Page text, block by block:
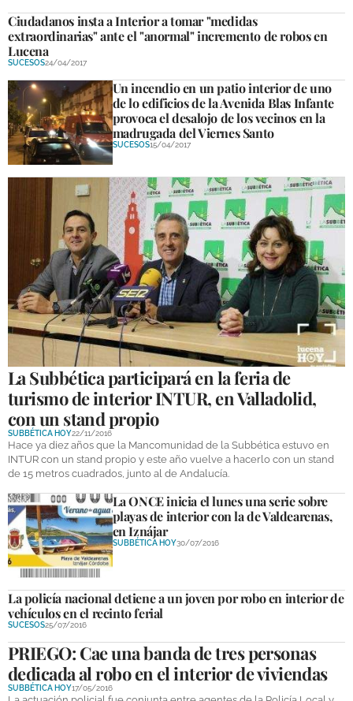
Ciudadanos insta a Interior a tomar "medidas
extraordinarias" ante el "anormal" incremento de robos en
Lucena
SUCESOS24/04/2017
Un incendio en un patio interior de uno
de lo edificios de la Avenida Blas Infante
provoca el desalojo de los vecinos en la
madrugada del Viernes Santo
SUCESOS15/04/2017
La Subbética participará en la feria de
turismo de interior INTUR, en Valladolid,
con un stand propio
SUBBÉTICA HOY22/11/2016
Hace ya diez años que la Mancomunidad de la Subbética estuvo en
INTUR con un stand propio y este año vuelve a hacerlo con un stand
de 15 metros cuadrados, junto al de Andalucía.
La ONCE inicia el lunes una serie sobre
playas de interior con la de Valdearenas,
en Iznájar
SUBBÉTICA HOY30/07/2016
La policía nacional detiene a un joven por robo en interior de
vehículos en el recinto ferial
SUCESOS25/07/2016
PRIEGO: Cae una banda de tres personas
dedicada al robo en el interior de viviendas
SUBBÉTICA HOY17/05/2016